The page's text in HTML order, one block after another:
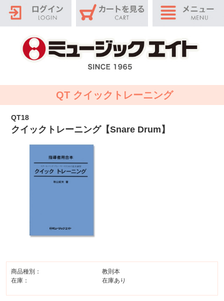
QT クイックトレーニング
QT18
クイックトレーニング【Snare Drum】
商品種別：
教則本
在庫：
在庫あり